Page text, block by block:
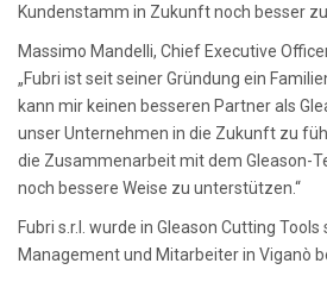
Kundenstamm in Zukunft noch besser
Massimo Mandelli, Chief Executive
„Fubri ist seit seiner Gründung ein
kann mir keinen besseren Partner als
unser Unternehmen in die Zukunft zu
die Zusammenarbeit mit dem Gleason-
noch bessere Weise zu unterstützen.“
Fubri s.r.l. wurde in Gleason Cutting
Management und Mitarbeiter in Viganò